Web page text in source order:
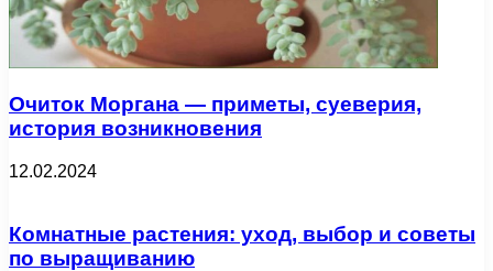
Очиток Моргана — приметы, суеверия,
история возникновения
12.02.2024
Комнатные растения: уход, выбор и советы
по выращиванию